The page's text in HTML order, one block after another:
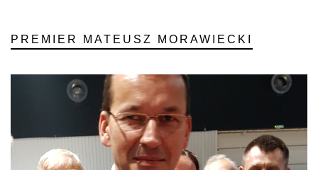
PREMIER MATEUSZ MORAWIECKI